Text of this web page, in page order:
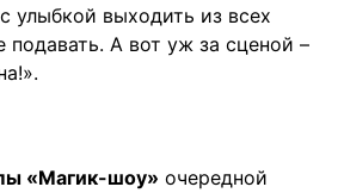
улыбкой выходить из всех
подавать. А вот уж за сценой –
«Магик-шоу» очередной